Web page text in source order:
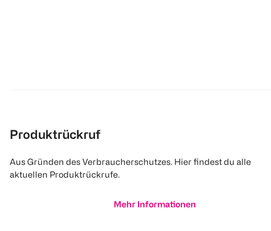
Produktrückruf
Aus Gründen des Verbraucherschutzes. Hier findest du alle
aktuellen Produktrückrufe.
Mehr Informationen